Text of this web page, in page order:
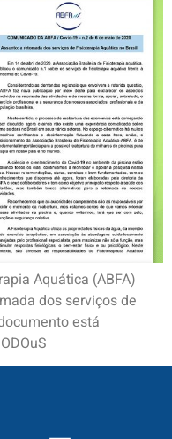
Aquática (ABFA)
dos serviços de
está